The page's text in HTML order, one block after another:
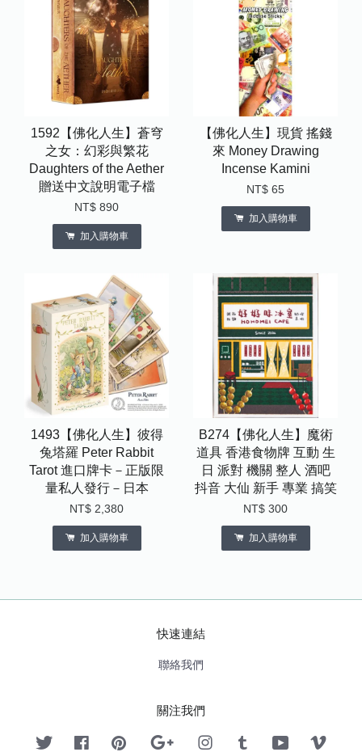
1592【佛化人生】蒼穹
之女：幻彩與繁花
Daughters of the Aether
贈送中文說明電子檔
NT$ 890
加入購物車
【佛化人生】現貨 搖錢
來 Money Drawing
Incense Kamini
NT$ 65
加入購物車
1493【佛化人生】彼得
兔塔羅 Peter Rabbit
Tarot 進口牌卡－正版限
量私人發行－日本
NT$ 2,380
加入購物車
B274【佛化人生】魔術
道具 香港食物牌 互動 生
日 派對 機關 整人 酒吧
抖音 大仙 新手 專業 搞笑
NT$ 300
加入購物車
快速連結
聯絡我們
關注我們
Twitter FacebookPinterest Google InstagramTumblr YouTube